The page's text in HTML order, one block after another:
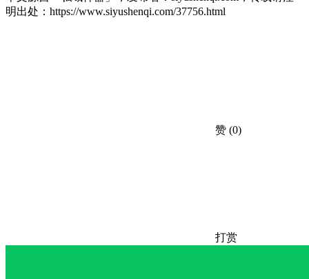
明出处： https://www.siyushenqi.com/37756.html
赞 (0)
打赏